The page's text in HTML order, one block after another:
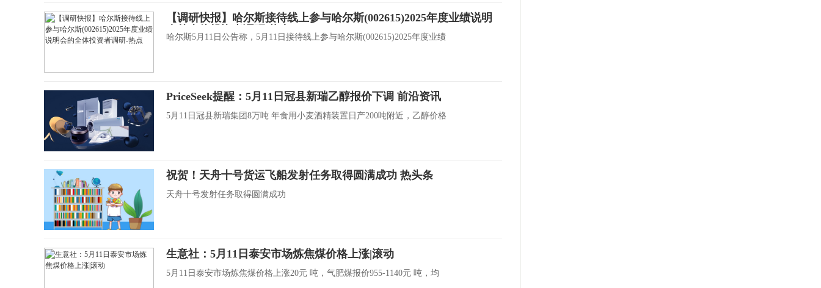
【调研快报】哈尔斯接待线上参与哈尔斯(002615)2025年度业绩说明
会的全体投资者调研-热点
哈尔斯5月11日公告称，5月11日接待线上参与哈尔斯(002615)2025年度业绩
PriceSeek提醒：5月11日冠县新瑞乙醇报价下调 前沿资讯
5月11日冠县新瑞集团8万吨 年食用小麦酒精装置日产200吨附近，乙醇价格
祝贺！天舟十号货运飞船发射任务取得圆满成功 热头条
天舟十号发射任务取得圆满成功
生意社：5月11日泰安市场炼焦煤价格上涨|滚动
5月11日泰安市场炼焦煤价格上涨20元 吨，气肥煤报价955-1140元 吨，均